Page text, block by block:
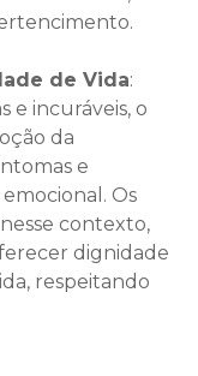
de Vida:
e incuráveis, o
da
e
Os
contexto,
dignidade
respeitando